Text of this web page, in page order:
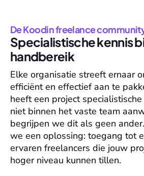
De Koodin freelance
Specialistische kennis
handbereik
Elke organisatie streeft ernaar
efficiënt en effectief aan te
heeft een project
niet binnen het vaste team
begrijpen we dit als geen
we een oplossing: toegang tot
ervaren freelancers die jouw
hoger niveau kunnen tillen.